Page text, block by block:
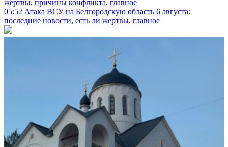
жертвы, причины конфликта, главное
05:52 Атака ВСУ на Белгородскую область 6 августа:
последние новости, есть ли жертвы, главное